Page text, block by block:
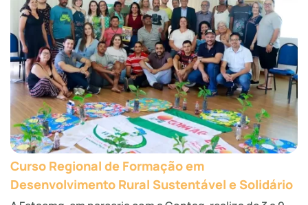
Curso Regional de Formação em
Desenvolvimento Rural Sustentável e Solidário